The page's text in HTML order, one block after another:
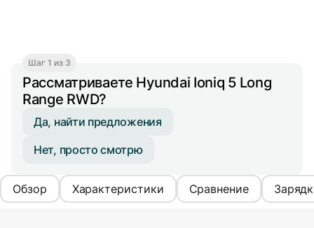
Шаг 1 из 3
Рассматриваете Hyundai Ioniq 5 Long
Range RWD?
Да, найти предложения
Нет, просто смотрю
Обзор Характеристики Сравнение